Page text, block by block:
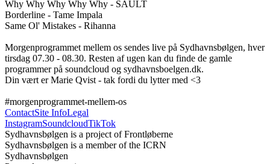
Why Why Why Why Why - SAULT
Borderline - Tame Impala
Same Ol' Mistakes - Rihanna
Morgenprogrammet mellem os sendes live på Sydhavnsbølgen, hver
tirsdag 07.30 - 08.30. Resten af ugen kan du finde de gamle
programmer på soundcloud og sydhavnsboelgen.dk.
Din vært er Marie Qvist - tak fordi du lytter med <3
#morgenprogrammet-mellem-os
ContactSite InfoLegal
InstagramSoundcloudTikTok
Sydhavnsbølgen is a project of Frontløberne
Sydhavnsbølgen is a member of the ICRN
Sydhavnsbølgen